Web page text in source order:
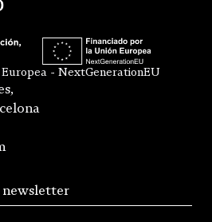
- NextGenerationEU